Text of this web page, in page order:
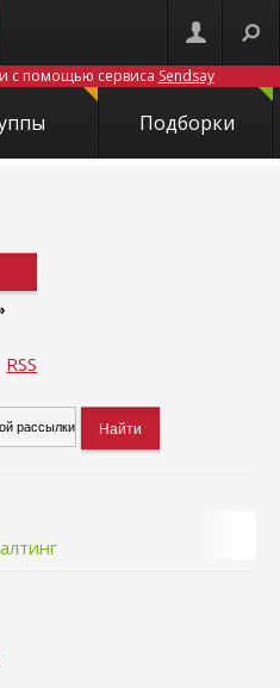
с помощью сервиса Sendsay
Подборки
RSS